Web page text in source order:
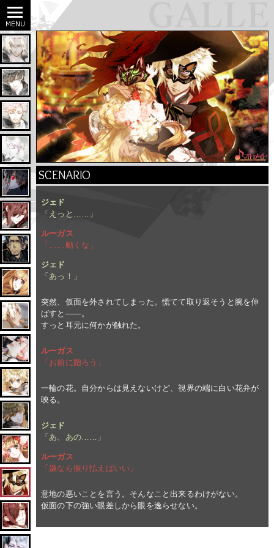
SCENARIO
ジェド
「えっと……」
ルーガス
「……動くな」
ジェド
「あっ！」
突然、仮面を外されてしまった。慌てて取り返そうと腕を伸
ばすと――。
すっと耳元に何かが触れた。
ルーガス
「お前に贈ろう」
一輪の花。自分からは見えないけど、視界の端に白い花弁が
映る。
ジェド
「あ、あの……」
ルーガス
「嫌なら振り払えばいい」
意地の悪いことを言う。そんなこと出来るわけがない。
仮面の下の強い眼差しから眼を逸らせない。